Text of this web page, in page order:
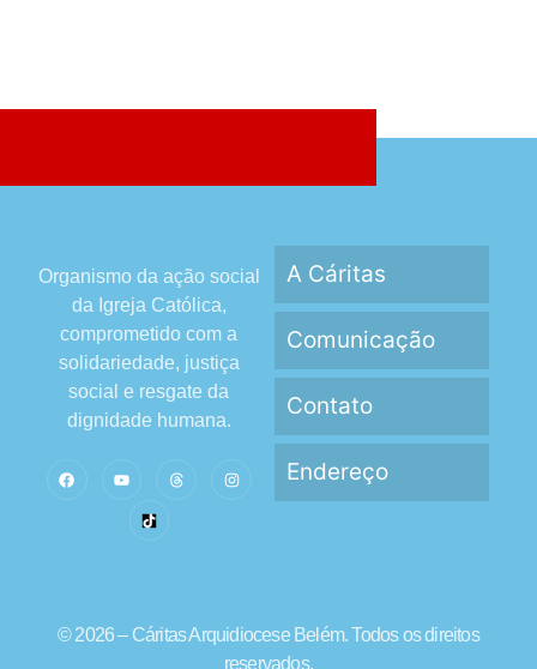
Organismo da ação social
da Igreja Católica,
comprometido com a
solidariedade, justiça
social e resgate da
dignidade humana.
A Cáritas
Comunicação
Contato
Endereço
© 2026 – Cáritas Arquidiocese Belém. Todos os direitos
reservados.